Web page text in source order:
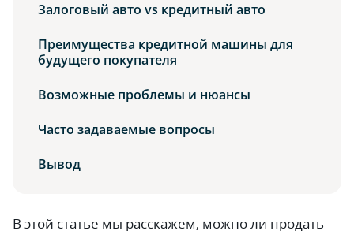
Залоговый авто vs кредитный авто
Преимущества кредитной машины для
будущего покупателя
Возможные проблемы и нюансы
Часто задаваемые вопросы
Вывод
В этой статье мы расскажем, можно ли продать